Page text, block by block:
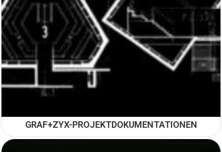
GRAF+ZYX-PROJEKTDOKUMENTATIONEN